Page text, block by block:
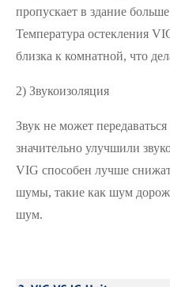
пропускает в здание больше
Температура остекления
близка к комнатной, что
2) Звукоизоляция
Звук не может
значительно улучшили
VIG способен лучше
шумы, такие как шум
шум.